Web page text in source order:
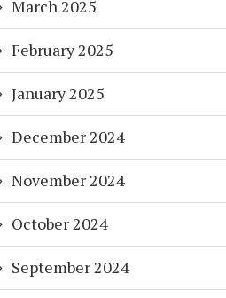
March 2025
February 2025
January 2025
December 2024
November 2024
October 2024
September 2024